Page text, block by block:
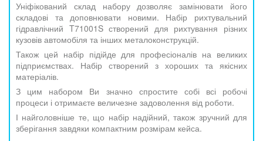
Уніфікований склад набору дозволяє замінювати його
складові та доповнювати новими. Набір рихтувальний
гідравлічний T71001S створений для рихтування різних
кузовів автомобіля та інших металоконструкцій.
Також цей набір підійде для професіоналів на великих
підприємствах. Набір створений з хороших та якісних
матеріалів.
З цим набором Ви значно спростите собі всі робочі
процеси і отримаєте величезне задоволення від роботи.
І найголовніше те, що набір надійний, також зручний для
зберігання завдяки компактним розмірам кейса.